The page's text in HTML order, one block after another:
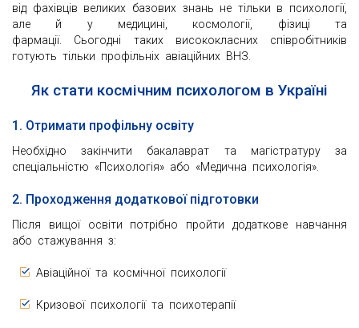
від фахівців великих базових знань не тільки в психології,
але й у медицині, космології, фізиці та
фармації. Сьогодні таких висококласних співробітників
готують тільки профільніх авіаційних ВНЗ.
Як стати космічним психологом в Україні
1. Отримати профільну освіту
Необхідно закінчити бакалаврат та магістратуру за
спеціальністю «Психологія» або «Медична психологія».
2. Проходження додаткової підготовки
Після вищої освіти потрібно пройти додаткове навчання
або стажування з:
Авіаційної та космічної психології
Кризової психології та психотерапії